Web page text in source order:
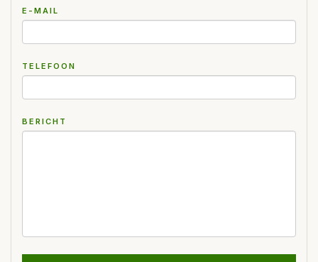
E-MAIL
TELEFOON
BERICHT